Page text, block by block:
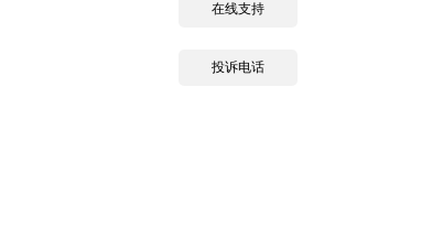
在线支持
投诉电话